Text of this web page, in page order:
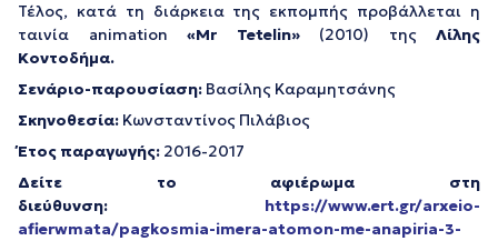
Τέλος, κατά τη διάρκεια της εκπομπής προβάλλεται η
ταινία animation «Mr Tetelin»(2010) της Λίλης
Κοντοδήμα.
Σενάριο-παρουσίαση: Βασίλης Καραμητσάνης
Σκηνοθεσία: Κωνσταντίνος Πιλάβιος
Έτος παραγωγής: 2016-2017
Δείτε το αφιέρωμα στη
διεύθυνση: https://www.ert.gr/arxeio-
afierwmata/pagkosmia-imera-atomon-me-anapiria-3-